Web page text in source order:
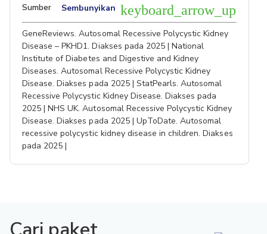
Sumber Sembunyikan keyboard_arrow_up
GeneReviews. Autosomal Recessive Polycystic Kidney
Disease – PKHD1. Diakses pada 2025 | National
Institute of Diabetes and Digestive and Kidney
Diseases. Autosomal Recessive Polycystic Kidney
Disease. Diakses pada 2025 | StatPearls. Autosomal
Recessive Polycystic Kidney Disease. Diakses pada
2025 | NHS UK. Autosomal Recessive Polycystic Kidney
Disease. Diakses pada 2025 | UpToDate. Autosomal
recessive polycystic kidney disease in children. Diakses
pada 2025 |